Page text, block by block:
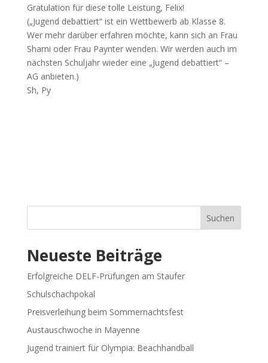
Gratulation für diese tolle Leistung, Felix!
(„Jugend debattiert“ ist ein Wettbewerb ab Klasse 8.
Wer mehr darüber erfahren möchte, kann sich an Frau
Shami oder Frau Paynter wenden. Wir werden auch im
nächsten Schuljahr wieder eine „Jugend debattiert“ –
AG anbieten.)
Sh, Py
Suchen
Neueste Beiträge
Erfolgreiche DELF-Prüfungen am Staufer
Schulschachpokal
Preisverleihung beim Sommernachtsfest
Austauschwoche in Mayenne
Jugend trainiert für Olympia: Beachhandball